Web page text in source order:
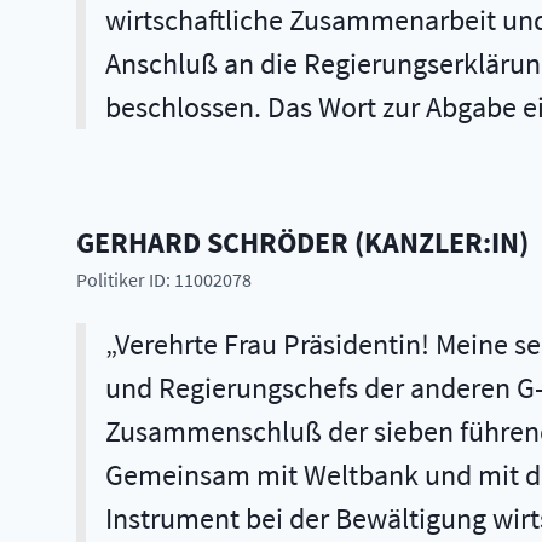
wirtschaftliche Zusammenarbeit
Anschluß an die
beschlossen. Das Wort zur Abgabe
GERHARD SCHRÖDER (KANZLER:IN)
Politiker ID: 11002078
Verehrte Frau Präsidentin! Meine sehr verehrten Damen und Herren! An diesem Wochenende werde ich mit den Staats- und Regierungschefs der anderen G-8-Staaten zum Wirtschaftsgipfel in Köln zusammentreffen. Die G 8, also der Zusammenschluß der sieben führenden Industrienationen plus Rußland, hat sich in den vergangenen Jahren bewährt. Gemeinsam mit Weltbank und mit dem Internationalen Währungsfonds ist die G 8 zu einem unverzichtbaren Instrument bei der Bewältigung wirtschaftlicher, aber mehr und mehr auch politischer Probleme geworden. Mit der Petersberger Einigung der G-8-Staaten, die von der Bundesregierung maßgeblich betrieben wurde, ist es uns gelungen, zu einem Durchbruch bei der politischen Lösung des Kosovo-Konfliktes zu kommen ({0}) und die notwendige Resolution des Weltsicherheitsrates auf den Weg zu bringen. Dies ist ein nicht zu verachtender Erfolg des G-8-Prozesses. Lassen Sie mich an dieser Stelle gleich einige Worte zur Entwicklung im Kosovo sagen. Seit dem Beginn der Stationierung der Friedenstruppen können wir optimistischer auf die Entwicklung im Kosovo blicken. Schon der enthusiastische Empfang der einrückenden Soldaten durch die verbliebene kosovo-albanische Bevölkerung zeigt: Die Menschen haben jetzt wieder eine Perspektive, und sie begreifen das auch als solche. KFOR und die internationale Übergangsverwaltung müssen nun sichere und demokratische Bedingungen für alle Bewohner des Kosovo schaffen. Eine Massenflucht der serbischen Bevölkerung ist für uns genausowenig hinnehmbar, wie es die Vertreibung der albanischen Kosovaren war. ({1}) Wir haben von Anfang an gewußt - es ist im Deutschen Bundestag auch vielfach ausgesprochen worden -, daß die Durchsetzung des Friedens mit Opfern verbunden sein kann. Dies ist uns durch die tragischen Zwischenfälle am vergangenen Wochenende, bei denen zwei deutsche Journalisten ermordet worden sind und ein deutscher Soldat verletzt wurde, besonders tragisch vor Augen geführt worden. Ich will im Namen der Bundesregierung und sicher auch im Namen des gesamten Hauses hier den Angehörigen unser tiefempfundenes Mitgefühl aussprechen. Die Staatengemeinschaft wird erhebliche Anstrengungen für den Wiederaufbau des Kosovo und des gesamten Balkans unternehmen müssen. Im Augenblick bereiten die Europäische Kommission und die Weltbank intensiv eine internationale - ich betone: internationale Geberkonferenz vor. Die langfristige Stabilisierung des Balkans wird auch beim bevorstehenden G-8-Gipfel in Köln ein wichtiges Thema sein. Alle beteiligten Staaten sind sich darin einig, daß für Stabilität und für den Schutz der Menschenrechte Ausgaben notwendig werden. Aber wir sind uns ebenso einig, daß die Finanzierung von Frieden und Wiederaufbau eine notwendige, eine lohnende und also gute Investition ist. ({2}) Meine Damen und Herren, die gemeinsame